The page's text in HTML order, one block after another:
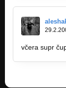
včera supr